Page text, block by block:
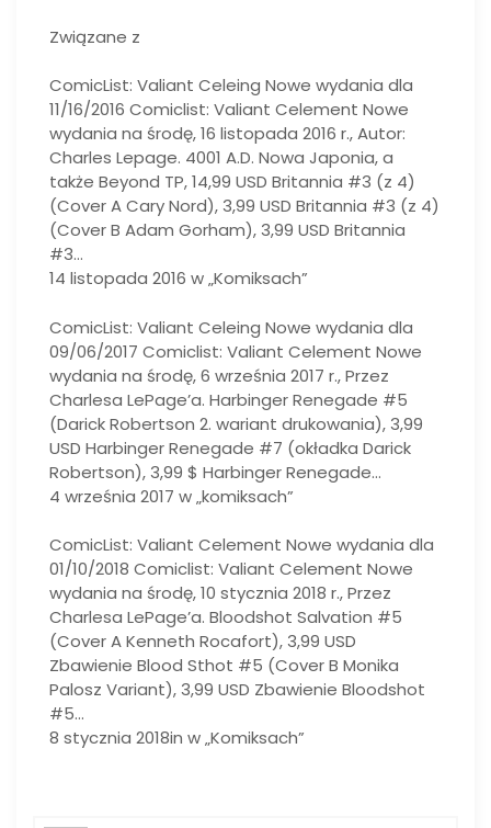
Związane z
ComicList: Valiant Celeing Nowe wydania dla
11/16/2016 Comiclist: Valiant Celement Nowe
wydania na środę, 16 listopada 2016 r., Autor:
Charles Lepage. 4001 A.D. Nowa Japonia, a
także Beyond TP, 14,99 USD Britannia #3 (z 4)
(Cover A Cary Nord), 3,99 USD Britannia #3 (z 4)
(Cover B Adam Gorham), 3,99 USD Britannia
#3…
14 listopada 2016 w „Komiksach”
ComicList: Valiant Celeing Nowe wydania dla
09/06/2017 Comiclist: Valiant Celement Nowe
wydania na środę, 6 września 2017 r., Przez
Charlesa LePage’a. Harbinger Renegade #5
(Darick Robertson 2. wariant drukowania), 3,99
USD Harbinger Renegade #7 (okładka Darick
Robertson), 3,99 $ Harbinger Renegade…
4 września 2017 w „komiksach”
ComicList: Valiant Celement Nowe wydania dla
01/10/2018 Comiclist: Valiant Celement Nowe
wydania na środę, 10 stycznia 2018 r., Przez
Charlesa LePage’a. Bloodshot Salvation #5
(Cover A Kenneth Rocafort), 3,99 USD
Zbawienie Blood Sthot #5 (Cover B Monika
Palosz Variant), 3,99 USD Zbawienie Bloodshot
#5…
8 stycznia 2018in w „Komiksach”